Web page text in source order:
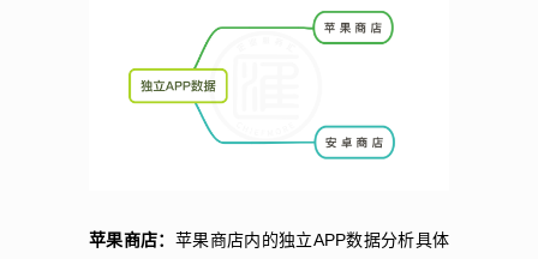
苹果商店： 苹果商店内的独立APP数据分析具体